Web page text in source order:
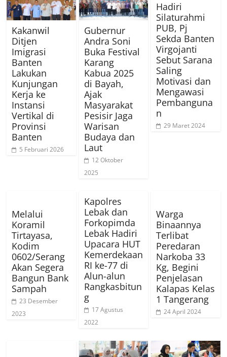
Kakanwil
Ditjen
Imigrasi
Banten
Lakukan
Kunjungan
Kerja ke
Instansi
Vertikal di
Provinsi
Banten
5 Februari 2026
Gubernur
Andra Soni
Buka Festival
Karang
Kabua 2025
di Bayah,
Ajak
Masyarakat
Pesisir Jaga
Warisan
Budaya dan
Laut
12 Oktober
2025
Hadiri
Silaturahmi
PUB, Pj
Sekda Banten
Virgojanti
Sebut Sarana
Saling
Motivasi dan
Mengawasi
Pembanguna
n
29 Maret 2024
Melalui
Koramil
Tirtayasa,
Kodim
0602/Serang
Akan Segera
Bangun Bank
Sampah
23 Desember
2023
Kapolres
Lebak dan
Forkopimda
Lebak Hadiri
Upacara HUT
Kemerdekaan
RI ke-77 di
Alun-alun
Rangkasbitun
g
17 Agustus
2022
Warga
Binaannya
Terlibat
Peredaran
Narkoba 33
Kg, Begini
Penjelasan
Kalapas Kelas
1 Tangerang
24 April 2024